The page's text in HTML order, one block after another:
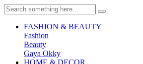
FASHION & BEAUTY
Fashion
Beauty
Gaya Okky
HOME & DECOR